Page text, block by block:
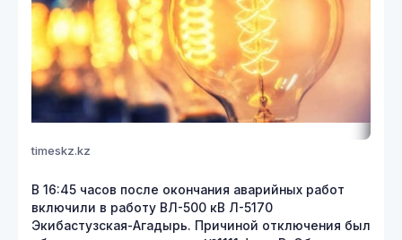
timeskz.kz
В 16:45 часов после окончания аварийных работ
включили в работу ВЛ-500 кВ Л-5170
Экибастузская-Агадырь. Причиной отключения был